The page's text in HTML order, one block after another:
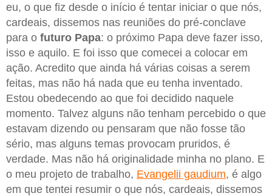
eu, o que fiz desde o início é tentar iniciar o que nós,
cardeais, dissemos nas reuniões do pré-conclave
para o futuro Papa: o próximo Papa deve fazer isso,
isso e aquilo. E foi isso que comecei a colocar em
ação. Acredito que ainda há várias coisas a serem
feitas, mas não há nada que eu tenha inventado.
Estou obedecendo ao que foi decidido naquele
momento. Talvez alguns não tenham percebido o que
estavam dizendo ou pensaram que não fosse tão
sério, mas alguns temas provocam pruridos, é
verdade. Mas não há originalidade minha no plano. E
o meu projeto de trabalho, Evangelii gaudium, é algo
em que tentei resumir o que nós, cardeais, dissemos